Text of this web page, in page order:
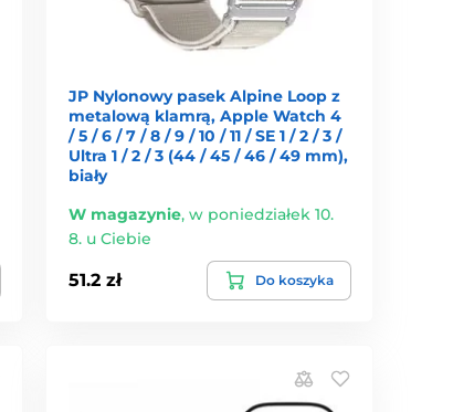
JP Nylonowy pasek Alpine Loop z
metalową klamrą, Apple Watch 4
/ 5 / 6 / 7 / 8 / 9 / 10 / 11 / SE 1 / 2 / 3 /
Ultra 1 / 2 / 3 (44 / 45 / 46 / 49 mm),
biały
W magazynie,w poniedziałek 10.
8. u Ciebie
51.2 zł Do koszyka